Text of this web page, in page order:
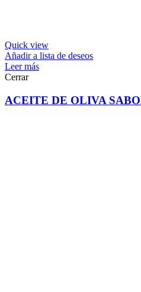
Quick view
Añadir a lista de deseos
Leer más
Cerrar
ACEITE DE OLIVA